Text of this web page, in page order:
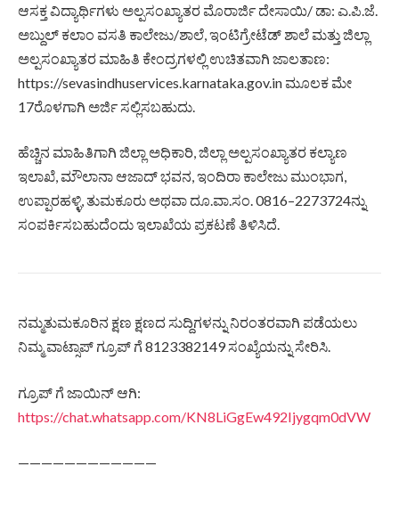
ಆಸಕ್ತ ವಿದ್ಯಾರ್ಥಿಗಳು ಅಲ್ಪಸಂಖ್ಯಾತರ ಮೊರಾರ್ಜಿ ದೇಸಾಯಿ/ ಡಾ: ಎ.ಪಿ.ಜೆ.
ಅಬ್ದುಲ್ ಕಲಾಂ ವಸತಿ ಕಾಲೇಜು/ಶಾಲೆ, ಇಂಟಿಗ್ರೇಟೆಡ್ ಶಾಲೆ ಮತ್ತು ಜಿಲ್ಲಾ
ಅಲ್ಪಸಂಖ್ಯಾತರ ಮಾಹಿತಿ ಕೇಂದ್ರಗಳಲ್ಲಿ ಉಚಿತವಾಗಿ ಜಾಲತಾಣ:
https://sevasindhuservices.karnataka.gov.in ಮೂಲಕ ಮೇ
17ರೊಳಗಾಗಿ ಅರ್ಜಿ ಸಲ್ಲಿಸಬಹುದು.
ಹೆಚ್ಚಿನ ಮಾಹಿತಿಗಾಗಿ ಜಿಲ್ಲಾ ಅಧಿಕಾರಿ, ಜಿಲ್ಲಾ ಅಲ್ಪಸಂಖ್ಯಾತರ ಕಲ್ಯಾಣ
ಇಲಾಖೆ, ಮೌಲಾನಾ ಆಜಾದ್ ಭವನ, ಇಂದಿರಾ ಕಾಲೇಜು ಮುಂಭಾಗ,
ಉಪ್ಪಾರಹಳ್ಳಿ, ತುಮಕೂರು ಅಥವಾ ದೂ.ವಾ.ಸಂ. 0816–2273724ನ್ನು
ಸಂಪರ್ಕಿಸಬಹುದೆಂದು ಇಲಾಖೆಯ ಪ್ರಕಟಣೆ ತಿಳಿಸಿದೆ.
ನಮ್ಮತುಮಕೂರಿನ ಕ್ಷಣ ಕ್ಷಣದ ಸುದ್ದಿಗಳನ್ನು ನಿರಂತರವಾಗಿ ಪಡೆಯಲು
ನಿಮ್ಮ ವಾಟ್ಸಾಪ್ ಗ್ರೂಪ್ ಗೆ 8123382149 ಸಂಖ್ಯೆಯನ್ನು ಸೇರಿಸಿ.
ಗ್ರೂಪ್ ಗೆ ಜಾಯಿನ್ ಆಗಿ:
https://chat.whatsapp.com/KN8LiGgEw492Ijygqm0dVW
————————————